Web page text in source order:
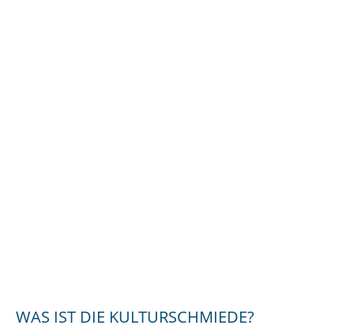
WAS IST DIE KULTURSCHMIEDE?